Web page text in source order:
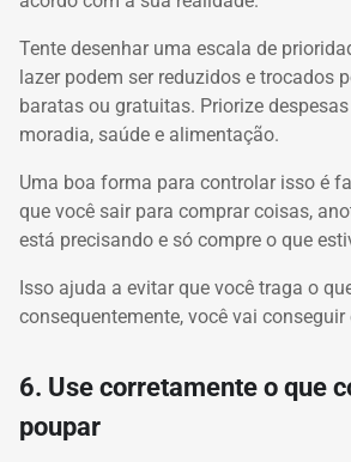
Tente desenhar uma escala de
lazer podem ser reduzidos e trocados
baratas ou gratuitas. Priorize
moradia, saúde e alimentação.
Uma boa forma para controlar isso é
que você sair para comprar coisas,
está precisando e só compre o que
Isso ajuda a evitar que você traga o
consequentemente, você vai conseguir
6. Use corretamente o que
poupar